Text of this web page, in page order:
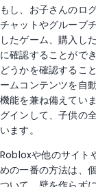
もし、お子さんのロ
チャットやグループ
したゲーム、購入し
に確認することがで
どうかを確認するこ
ームコンテンツを自
機能を兼ね備えてい
グインして、子供の
います。
Robloxや他のサイト
めの一番の方法は、